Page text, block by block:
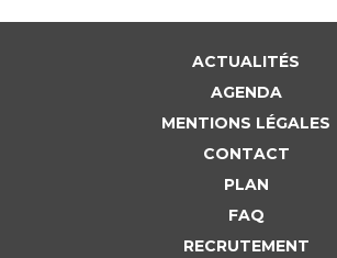
ACTUALITÉS
AGENDA
MENTIONS LÉGALES
CONTACT
PLAN
FAQ
RECRUTEMENT